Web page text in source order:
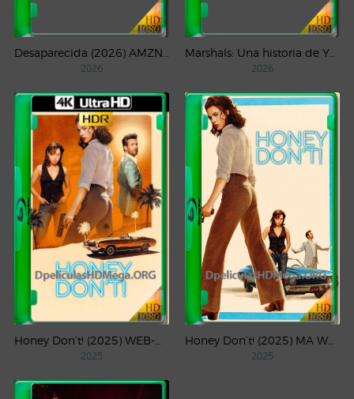
2026
Marshals: Una historia de Yellowstone (2026) AMZN Temporada 1 WEB-DL 1080p Latino
2026
2025 2025